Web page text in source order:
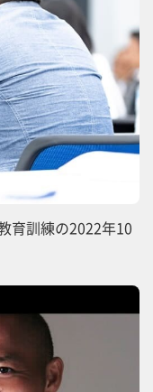
育訓練の2022年10